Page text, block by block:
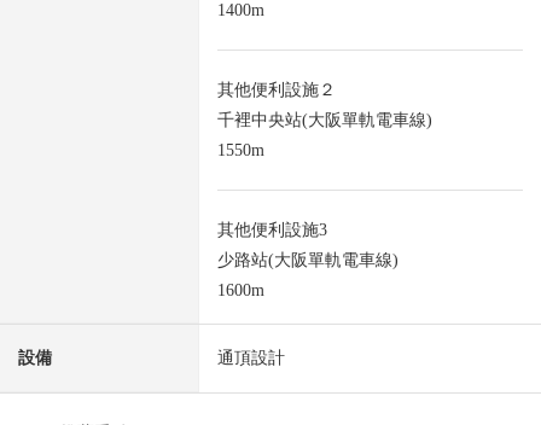
1400m
其他便利設施２
千裡中央站(大阪單軌電車線)
1550m
其他便利設施3
少路站(大阪單軌電車線)
1600m
設備 通頂設計